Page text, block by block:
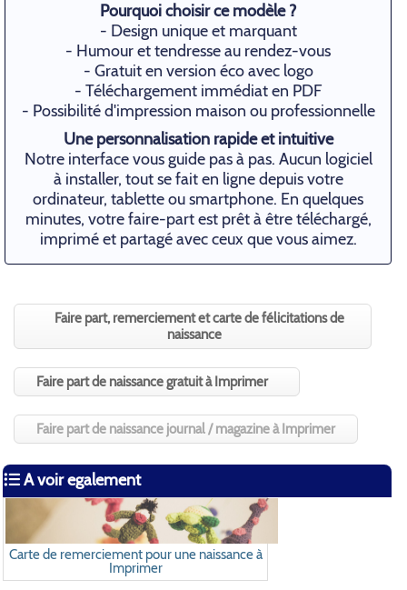
Faire part, remerciement et carte de félicitations de
naissance
Faire part de naissance gratuit à Imprimer
Faire part de naissance journal / magazine à Imprimer
Pourquoi choisir ce modèle ?
- Design unique et marquant
- Humour et tendresse au rendez-vous
- Gratuit en version éco avec logo
- Téléchargement immédiat en PDF
- Possibilité d'impression maison ou professionnelle
Une personnalisation rapide et intuitive
Notre interface vous guide pas à pas. Aucun logiciel
à installer, tout se fait en ligne depuis votre
ordinateur, tablette ou smartphone. En quelques
minutes, votre faire-part est prêt à être téléchargé,
imprimé et partagé avec ceux que vous aimez.
A voir egalement
Carte de remerciement pour une naissance à
Imprimer